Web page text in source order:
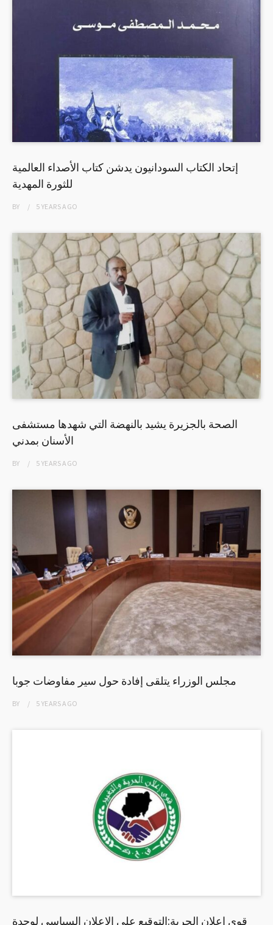
إتحاد الكتاب السودانيون يدشن كتاب الأصداء العالمية
للثورة المهدية
BY 5 YEARSAGO
الصحة بالجزيرة يشيد بالنهضة التي شهدها مستشفى
الأسنان بمدني
BY 5 YEARSAGO
مجلس الوزراء يتلقى إفادة حول سير مفاوضات جوبا
BY 5 YEARSAGO
قوى اعلان الحرية:التوقيع على الإعلان السياسي لوحدة